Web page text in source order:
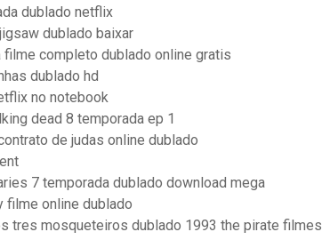
dublado netflix
dublado baixar
filme completo dublado online gratis
dublado hd
no notebook
dead 8 temporada ep 1
de judas online dublado
7 temporada dublado download mega
filme online dublado
tres mosqueteiros dublado 1993 the pirate filmes